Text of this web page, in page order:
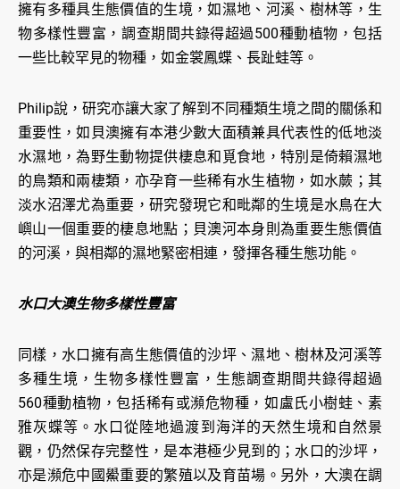
擁有多種具生態價值的生境，如濕地、河溪、樹林等，生
物多樣性豐富，調查期間共錄得超過500種動植物，包括
一些比較罕見的物種，如金裳鳳蝶、長趾蛙等。
Philip說，研究亦讓大家了解到不同種類生境之間的關係和
重要性，如貝澳擁有本港少數大面積兼具代表性的低地淡
水濕地，為野生動物提供棲息和覓食地，特別是倚賴濕地
的鳥類和兩棲類，亦孕育一些稀有水生植物，如水蕨；其
淡水沼澤尤為重要，研究發現它和毗鄰的生境是水鳥在大
嶼山一個重要的棲息地點；貝澳河本身則為重要生態價值
的河溪，與相鄰的濕地緊密相連，發揮各種生態功能。
水口大澳生物多樣性豐富
同樣，水口擁有高生態價值的沙坪、濕地、樹林及河溪等
多種生境，生物多樣性豐富，生態調查期間共錄得超過
560種動植物，包括稀有或瀕危物種，如盧氏小樹蛙、素
雅灰蝶等。水口從陸地過渡到海洋的天然生境和自然景
觀，仍然保存完整性，是本港極少見到的；水口的沙坪，
亦是瀕危中國鱟重要的繁殖以及育苗場。另外，大澳在調